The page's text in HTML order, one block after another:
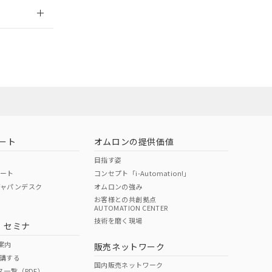
O O
ページへ
ください
ト
ト
パンデスク
セミナ
内
する
オムロンの提供価値
目指す姿
コンセプト「i-Automation!」
オムロンの強み
お客様との共創拠点
AUTOMATION CENTER
技術を磨く現場
販売ネットワーク
国内販売ネットワーク